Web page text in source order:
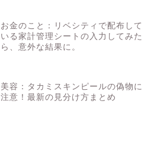
お金のこと：リベシティで配布して
いる家計管理シートの入力してみた
ら、意外な結果に。
美容：タカミスキンピールの偽物に
注意！最新の見分け方まとめ